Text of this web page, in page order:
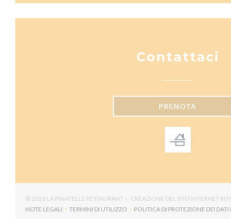
Contattaci
PRENOTA
© 2026 LA PINATELLE RESTAURANT — CREAZIONE DEL SITO INTERNET
NOTE LEGALI
((APRE UNA NUOVA FINESTRA))
TERMINI DI UTILIZZO
((APRE UNA NUOVA FINESTRA))
POLITICA DI PROTEZIONE DEI DATI
((APRE